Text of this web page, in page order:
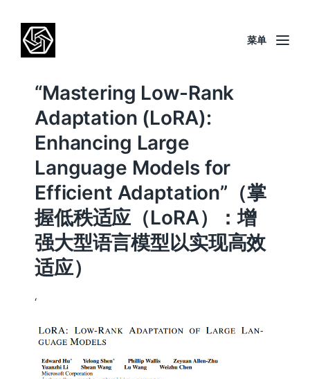
菜单
“Mastering Low-Rank
Adaptation (LoRA):
Enhancing Large
Language Models for
Efficient Adaptation”（掌
握低秩适应（LoRA）：增
强大型语言模型以实现高效
适应）
‘